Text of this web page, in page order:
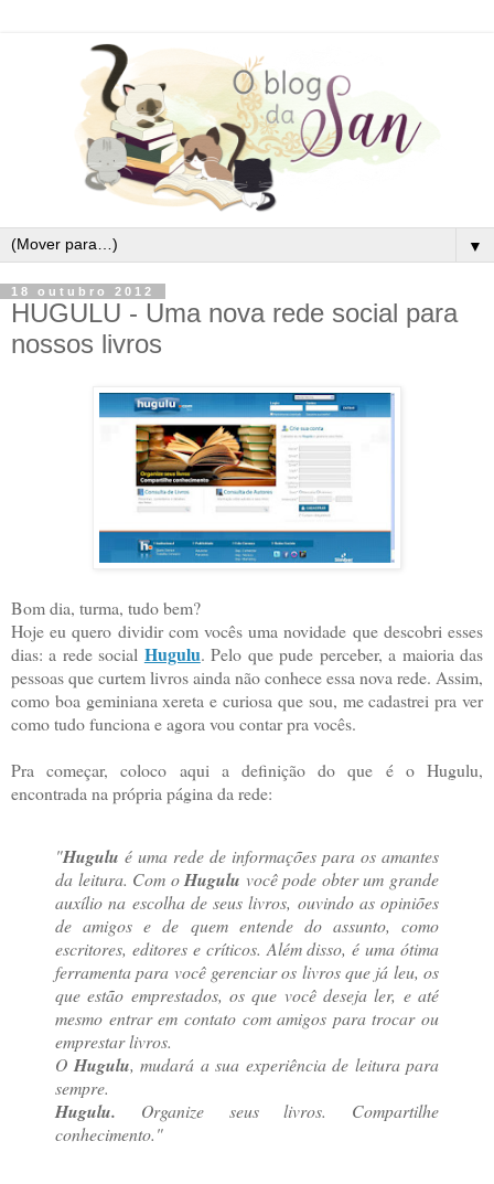
▼
18 outubro 2012
HUGULU - Uma nova rede social para
nossos livros
Bom dia, turma, tudo bem?
Hoje eu quero dividir com vocês uma novidade que descobri esses
dias: a rede social Hugulu. Pelo que pude perceber, a maioria das
pessoas que curtem livros ainda não conhece essa nova rede. Assim,
como boa geminiana xereta e curiosa que sou, me cadastrei pra ver
como tudo funciona e agora vou contar pra vocês.
Pra começar, coloco aqui a definição do que é o Hugulu,
encontrada na própria página da rede:
"Hugulu é uma rede de informações para os amantes
da leitura. Com oHugulu você pode obter um grande
auxílio na escolha de seus livros, ouvindo as opiniões
de amigos e de quem entende do assunto, como
escritores, editores e críticos. Além disso, é uma ótima
ferramenta para você gerenciar os livros que já leu, os
que estão emprestados, os que você deseja ler, e até
mesmo entrar em contato com amigos para trocar ou
emprestar livros.
OHugulu, mudará a sua experiência de leitura para
sempre.
Hugulu. Organize seus livros. Compartilhe
conhecimento."